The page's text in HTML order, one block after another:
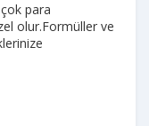
para
olur.Formüller ve